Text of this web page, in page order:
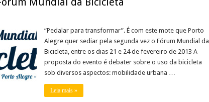
“Pedalar para transformar”. É com este mote que Porto
Alegre quer sediar pela segunda vez o Fórum Mundial da
Bicicleta, entre os dias 21 e 24 de fevereiro de 2013 A
proposta do evento é debater sobre o uso da bicicleta
sob diversos aspectos: mobilidade urbana …
Leia mais »